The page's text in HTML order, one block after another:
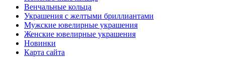
Венчальные кольца
Украшения с желтыми бриллиантами
Мужские ювелирные украшения
Женские ювелирные украшения
Новинки
Карта сайта